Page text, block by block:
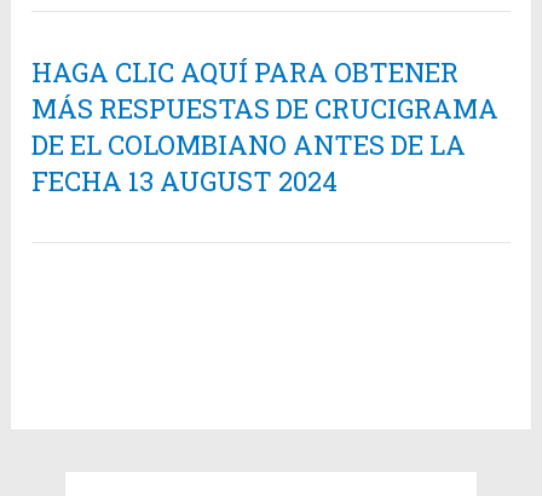
HAGA CLIC AQUÍ PARA OBTENER
MÁS RESPUESTAS DE CRUCIGRAMA
DE EL COLOMBIANO ANTES DE LA
FECHA 13 AUGUST 2024